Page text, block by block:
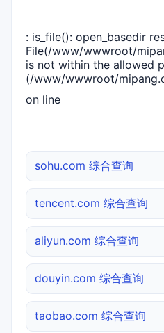
: is_file(): open_basedir
File(/www/wwwroot/
is not within the allowed
(/www/wwwroot/
on line
sohu.com 综合查询
tencent.com 综合查询
aliyun.com 综合查询
douyin.com 综合查询
taobao.com 综合查询